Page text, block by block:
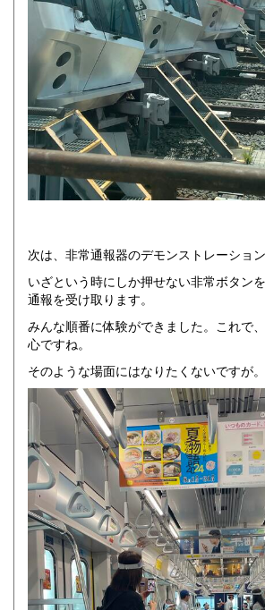
次は、非常通報器のデモンストレーション
いざという時にしか押せない非常ボタン
通報を受け取ります。
みんな順番に体験ができました。これで
心ですね。
そのような場面にはなりたくないですが。